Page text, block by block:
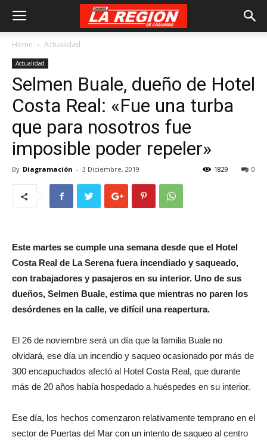
Home Actualidad
Actualidad
Selmen Buale, dueño de Hotel
Costa Real: «Fue una turba
que para nosotros fue
imposible poder repeler»
By Diagramación - 3 Diciembre, 2019 0
1829
Este martes se cumple una semana desde que el Hotel
Costa Real de La Serena fuera incendiado y saqueado,
con trabajadores y pasajeros en su interior. Uno de sus
dueños, Selmen Buale, estima que mientras no paren los
desórdenes en la calle, ve difícil una reapertura.
El 26 de noviembre será un día que la familia Buale no
olvidará, ese día un incendio y saqueo ocasionado por más de
300 encapuchados afectó al Hotel Costa Real, que durante
más de 20 años había hospedado a huéspedes en su interior.
Ese día, los hechos comenzaron relativamente temprano en el
sector de Puertas del Mar con un intento de saqueo al centro